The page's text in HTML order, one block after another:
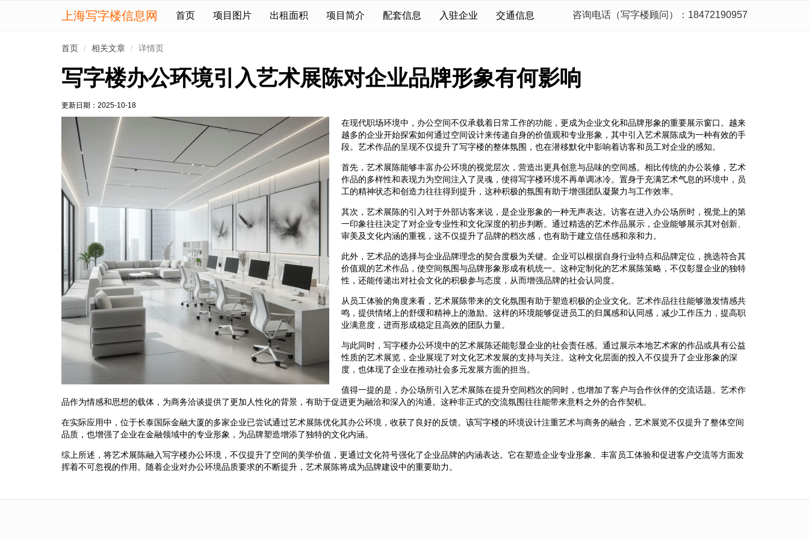
上海写字楼信息网 首页 项目图片 出租面积 项目简介 配套信息 入驻企业 交通信息 咨询电话（写字楼顾问）：18472190957
首页 相关文章 详情页
写字楼办公环境引入艺术展陈对企业品牌形象有何影响
更新日期： 2025-10-18
在现代职场环境中，办公空间不仅承载着日常工作的功能，更成为企业文化和品牌形象的重要展示窗口。越来
越多的企业开始探索如何通过空间设计来传递自身的价值观和专业形象，其中引入艺术展陈成为一种有效的手
段。艺术作品的呈现不仅提升了写字楼的整体氛围，也在潜移默化中影响着访客和员工对企业的感知。
首先，艺术展陈能够丰富办公环境的视觉层次，营造出更具创意与品味的空间感。相比传统的办公装修，艺术
作品的多样性和表现力为空间注入了灵魂，使得写字楼环境不再单调冰冷。置身于充满艺术气息的环境中，员
工的精神状态和创造力往往得到提升，这种积极的氛围有助于增强团队凝聚力与工作效率。
其次，艺术展陈的引入对于外部访客来说，是企业形象的一种无声表达。访客在进入办公场所时，视觉上的第
一印象往往决定了对企业专业性和文化深度的初步判断。通过精选的艺术作品展示，企业能够展示其对创新、
审美及文化内涵的重视，这不仅提升了品牌的档次感，也有助于建立信任感和亲和力。
此外，艺术品的选择与企业品牌理念的契合度极为关键。企业可以根据自身行业特点和品牌定位，挑选符合其
价值观的艺术作品，使空间氛围与品牌形象形成有机统一。这种定制化的艺术展陈策略，不仅彰显企业的独特
性，还能传递出对社会文化的积极参与态度，从而增强品牌的社会认同度。
从员工体验的角度来看，艺术展陈带来的文化氛围有助于塑造积极的企业文化。艺术作品往往能够激发情感共
鸣，提供情绪上的舒缓和精神上的激励。这样的环境能够促进员工的归属感和认同感，减少工作压力，提高职
业满意度，进而形成稳定且高效的团队力量。
与此同时，写字楼办公环境中的艺术展陈还能彰显企业的社会责任感。通过展示本地艺术家的作品或具有公益
性质的艺术展览，企业展现了对文化艺术发展的支持与关注。这种文化层面的投入不仅提升了企业形象的深
度，也体现了企业在推动社会多元发展方面的担当。
值得一提的是，办公场所引入艺术展陈在提升空间档次的同时，也增加了客户与合作伙伴的交流话题。艺术作
品作为情感和思想的载体，为商务洽谈提供了更加人性化的背景，有助于促进更为融洽和深入的沟通。这种非正式的交流氛围往往能带来意料之外的合作契机。
在实际应用中，位于长泰国际金融大厦的多家企业已尝试通过艺术展陈优化其办公环境，收获了良好的反馈。该写字楼的环境设计注重艺术与商务的融合，艺术展览不仅提升了整体空间
品质，也增强了企业在金融领域中的专业形象，为品牌塑造增添了独特的文化内涵。
综上所述，将艺术展陈融入写字楼办公环境，不仅提升了空间的美学价值，更通过文化符号强化了企业品牌的内涵表达。它在塑造企业专业形象、丰富员工体验和促进客户交流等方面发
挥着不可忽视的作用。随着企业对办公环境品质要求的不断提升，艺术展陈将成为品牌建设中的重要助力。